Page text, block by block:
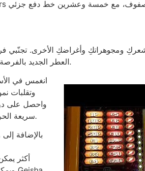
ومجوهراتكِ وأغراضكِ الأخرى.
العطر الجديد بالفرصة والحساسية، تمامًا كالوردة التي تُضفي جمالًا على نباتاتكِ، ويتميّز بمرونةٍ داخلية.
سريعة الحركة بأجواء أكثر حيوية، لكن مكافآتها العديدة وجاذبيتها البصرية ستبهرهم بالتأكيد.